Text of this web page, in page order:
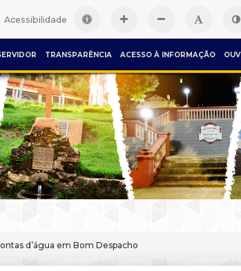
Acessibilidade
TRANSPARÊNCIA ACESSO À INFORMAÇÃO
d’água em Bom Despacho